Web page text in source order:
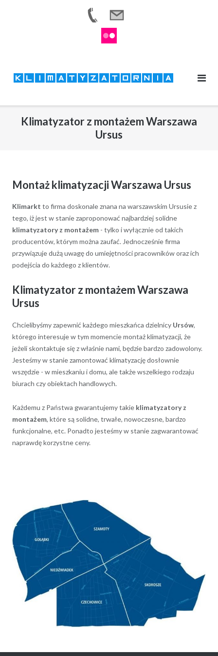
content
Klimatyzator z montażem Warszawa
Ursus
Montaż klimatyzacji Warszawa Ursus
Klimarkt to firma doskonale znana na warszawskim Ursusie z
tego, iż jest w stanie zaproponować najbardziej solidne
klimatyzatory z montażem- tylko i wyłącznie od takich
producentów, którym można zaufać. Jednocześnie firma
przywiązuje dużą uwagę do umiejętności pracowników oraz ich
podejścia do każdego z klientów.
Klimatyzator z montażem Warszawa
Ursus
Chcielibyśmy zapewnić każdego mieszkańca dzielnicy Ursów,
którego interesuje w tym momencie montaż klimatyzacji, że
jeżeli skontaktuje się z właśnie nami, będzie bardzo zadowolony.
Jesteśmy w stanie zamontować klimatyzację dosłownie
wszędzie - w mieszkaniu i domu, ale także wszelkiego rodzaju
biurach czy obiektach handlowych.
Każdemu z Państwa gwarantujemy takie klimatyzatory z
montażem, które są solidne, trwałe, nowoczesne, bardzo
funkcjonalne, etc. Ponadto jesteśmy w stanie zagwarantować
naprawdę korzystne ceny.